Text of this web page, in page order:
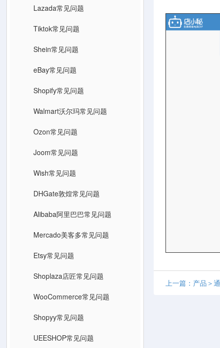
Lazada常见问题
Tiktok常见问题
Shein常见问题
eBay常见问题
Shopify常见问题
Walmart沃尔玛常见问题
Ozon常见问题
Joom常见问题
Wish常见问题
DHGate敦煌常见问题
Alibaba阿里巴巴常见问题
Mercado美客多常见问题
Etsy常见问题
Shoplaza店匠常见问题
WooCommerce常见问题
Shopyy常见问题
UEESHOP常见问题
上一篇：产品＞